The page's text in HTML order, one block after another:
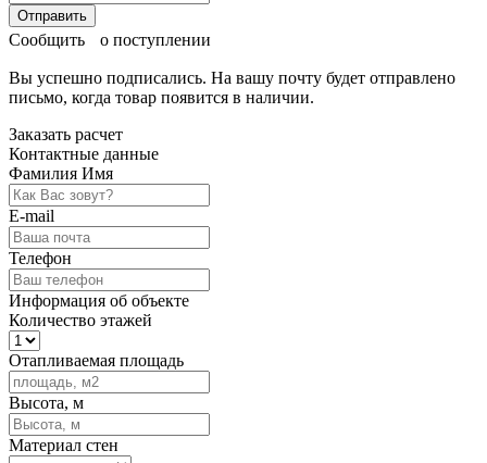
Отправить
Сообщить о поступлении
Вы успешно подписались. На вашу почту будет отправлено
письмо, когда товар появится в наличии.
Заказать расчет
Контактные данные
Фамилия Имя
E-mail
Телефон
Информация об объекте
Количество этажей
Отапливаемая площадь
Высота, м
Материал стен